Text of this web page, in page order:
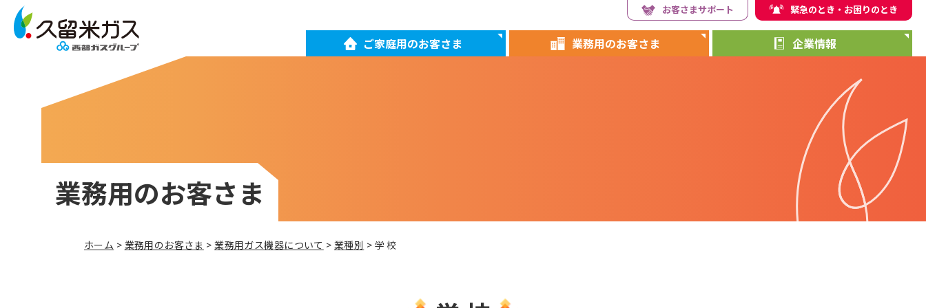
お客さまサポート 緊急のとき・お困りのとき
ご家庭用のお客さま 業務用のお客さま 企業情報
業務用のお客さま
ホーム > 業務用のお客さま >業務用ガス機器について >業種別 > 学 校